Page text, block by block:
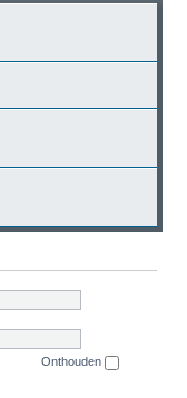
Onthouden